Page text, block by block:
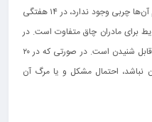
در مادرانی که لاغر هستند و در اطراف شکم آن‌ها چربی وجود ندارد، در ۱۴ هفتگی
برای مادران چاق متفاوت است. در
این افراد در ۲۰ هفتگی صدای قلب جنین قابل شنیدن است. در صورتی که در ۲۰
احتمال مشکل و یا مرگ آن